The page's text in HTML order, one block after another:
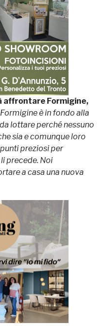
affrontare Formigine,
Formigine è in fondo alla
lottare perché nessuno
sia e comunque loro
preziosi per
precede. Noi
a casa una nuova